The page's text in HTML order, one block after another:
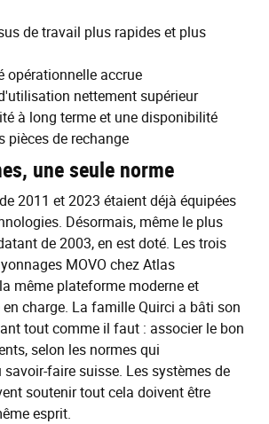
de travail plus rapides et plus
opérationnelle accrue
nettement supérieur
à long terme et une disponibilité
pièces de rechange
une seule norme
2011 et 2023 étaient déjà équipées
Désormais, même le plus
de 2003, en est doté. Les trois
MOVO chez Atlas
même plateforme moderne et
charge. La famille Quirci a bâti son
tout comme il faut : associer le bon
selon les normes qui
faire suisse. Les systèmes de
soutenir tout cela doivent être
esprit.